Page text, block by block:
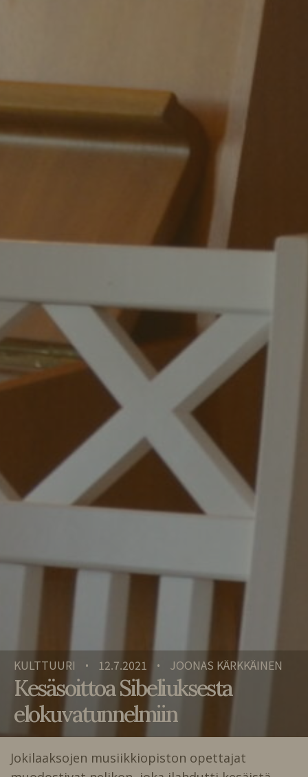
KULTTUURI • 12.7.2021 • JOONAS KÄRKKÄINEN
Kesäsoittoa Sibeliuksesta
elokuvatunnelmiin
Jokilaaksojen musiikkiopiston opettajat